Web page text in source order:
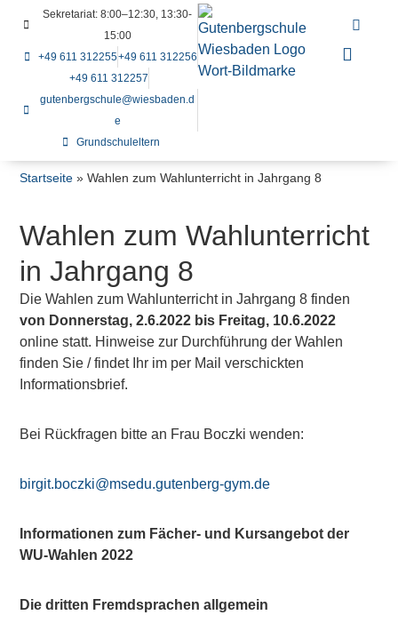
Sekretariat: 8:00–12:30, 13:30-
15:00
+49 611 312255+49 611 312256
+49 611 312257
gutenbergschule@wiesbaden.d
e
Grundschuleltern
Startseite »Wahlen zum Wahlunterricht in Jahrgang 8
Wahlen zum Wahlunterricht
in Jahrgang 8
Die Wahlen zum Wahlunterricht in Jahrgang 8 finden
von Donnerstag, 2.6.2022 bis Freitag, 10.6.2022
online statt. Hinweise zur Durchführung der Wahlen
finden Sie / findet Ihr im per Mail verschickten
Informationsbrief.
Bei Rückfragen bitte an Frau Boczki wenden:
birgit.boczki@msedu.gutenberg-gym.de
Informationen zum Fächer- und Kursangebot der
WU-Wahlen 2022
Die dritten Fremdsprachen allgemein